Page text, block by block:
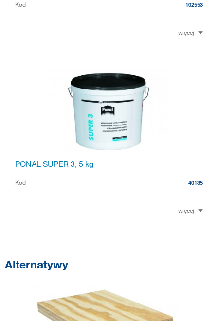
Kod 102553
więcej
PONAL SUPER 3, 5 kg
Kod 40135
więcej
Alternatywy